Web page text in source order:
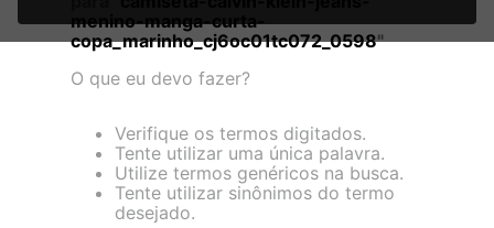
nosso Aviso de Privacidade. Quando você visita nosso site,
consideraremos isso como sua solicitação específica para
fornecer a você toda a funcionalidade do site, incluindo,
entre outros, a capacidade de comprar um item em nossa
Cookies acesse o link.
menino-manga-curta-
copa_marinho_cj6oc01tc072_0598"
O que eu devo fazer?
Verifique os termos digitados.
Tente utilizar uma única palavra.
Utilize termos genéricos na busca.
Tente utilizar sinônimos do termo
desejado.